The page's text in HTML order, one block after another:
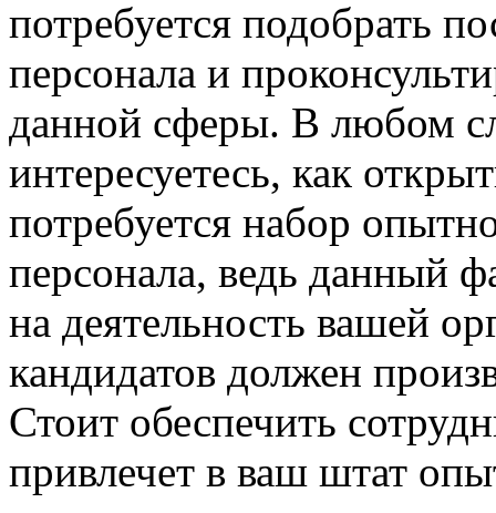
потребуется подобрать
персонала и
данной сферы. В любом
интересуетесь, как
потребуется набор
персонала, ведь данный
на деятельность вашей
кандидатов должен
Стоит обеспечить
привлечет в ваш штат